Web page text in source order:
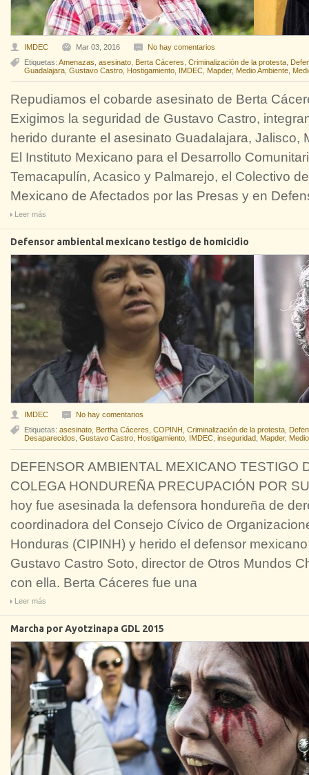
IMDEC Mar 03, 2016
No hay comentarios
Etiquetas: Amenazas asesinato Berta Cáceres Criminalización de la protesta
Guadalajara Gustavo Castro Hostigamiento IMDEC Mapder, Medio Ambiente
Repudiamos el cobarde asesinato de Berta
Exigimos la seguridad de Gustavo Castro,
herido durante el asesinato Guadalajara, Jalisco,
El Instituto Mexicano para el Desarrollo
Temacapulín, Acasico y Palmarejo, el Colectivo
Mexicano de Afectados por las Presas y en
Leer más
Defensor ambiental mexicano testigo de homicidio
IMDEC
No hay comentarios
Etiquetas: asesinato Bertha Cáceres COPINH Criminalización de la protesta
Desaparecidos Gustavo Castro Hostigamiento IMDEC inseguridad Mapder,
DEFENSOR AMBIENTAL MEXICANO TESTIGO
COLEGA HONDUREÑA PRECUPACIÓN POR
hoy fue asesinada la defensora hondureña de
coordinadora del Consejo Cívico de
Honduras (CIPINH) y herido el defensor
Gustavo Castro Soto, director de Otros Mundos
con ella. Berta Cáceres fue una
Leer más
Marcha por Ayotzinapa GDL 2015